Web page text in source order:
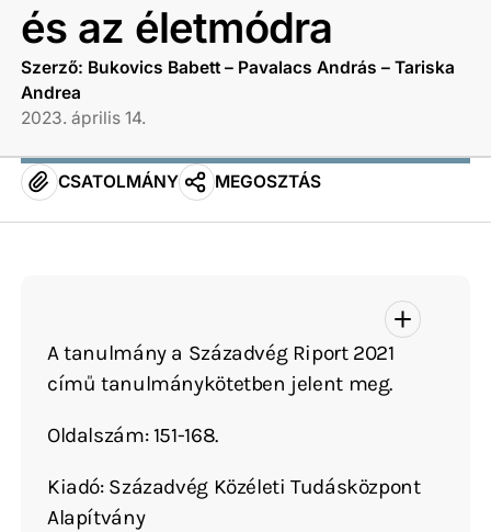
és az életmódra
Szerző: Bukovics Babett – Pavalacs András – Tariska
Andrea
2023. április 14.
CSATOLMÁNY MEGOSZTÁS
A tanulmány a Századvég Riport 2021
című tanulmánykötetben jelent meg.
Oldalszám: 151-168.
Kiadó: Századvég Közéleti Tudásközpont
Alapítvány